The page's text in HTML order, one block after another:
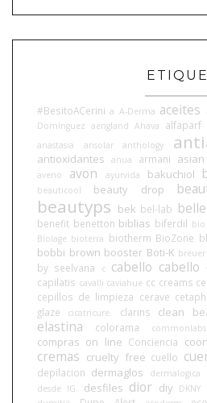
#BesitoACerini a A-Derma aceites
Domínguez aengland Ahava alfaparf
anastasia ansolar anthology
antioxidantes anua armani
aveno avon ayurvida bakuchiol
beauticool beauty drop
beautyps bek bel-lab
benefit benetton biblias biferdil
Biolage bioterra biotherm BioZone
bobbi brown booster Boti-K breuer
by seelvana
c cabello cabello
capilatis cavalli caviahue cc creams
cepillos de limpieza cerave
glaze
cicatricure. clarins clean
elastina
colorama commonlabs
compras on line Conciencia
cremas cruelty free cuello
depilacion dermaglos dermalogica
desde IG. desfiles dior diy DKNY